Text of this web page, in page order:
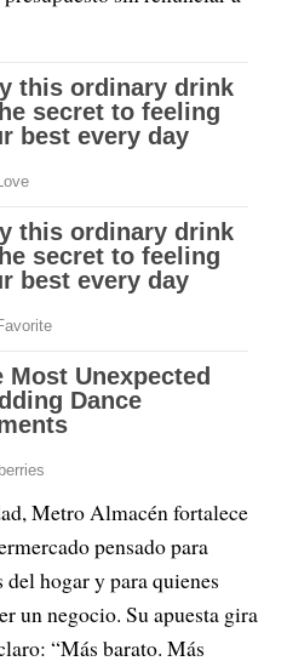
Metro Almacén fortalece
pensado para
hogar y para quienes
un negocio. Su apuesta gira
“Más barato. Más